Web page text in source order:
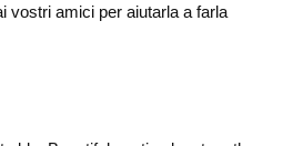
vostri amici per aiutarla a farla